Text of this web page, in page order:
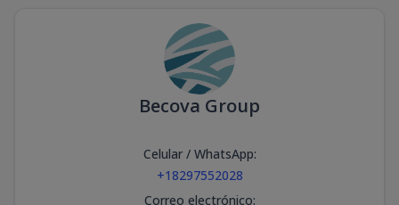
Becova Group
Celular / WhatsApp:
+18297552028
Correo electrónico: